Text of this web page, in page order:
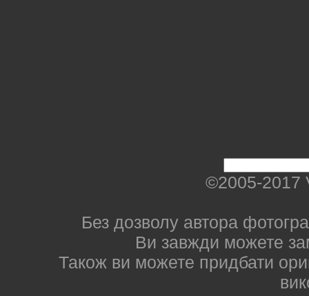
©2005-2017
Без дозволу автора
Ви завжди можете
Також ви можете придбати